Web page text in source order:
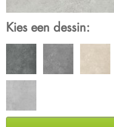
Kies een dessin: